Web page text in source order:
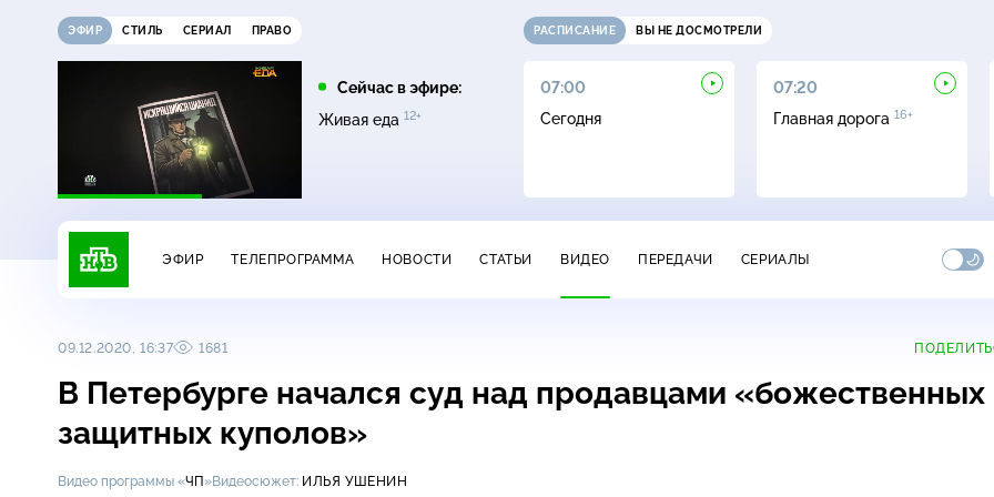
ЭФИР СТИЛЬ СЕРИАЛ ПРАВО
Сейчас в эфире:
Живая еда 12+
РАСПИСАНИЕ ВЫ НЕ ДОСМОТРЕЛИ
Поедем, поедим! 16+
06:20
Едим Дома0+
07:00
Сегодня
07:20
Главная дорога 16+
ЭФИР ТЕЛЕПРОГРАММА НОВОСТИ СТАТЬИ ВИДЕО ПЕРЕДАЧИ СЕРИАЛЫ
09.12.2020, 16:37 1681
В Петербурге начался суд над продавцами «божественных
защитных куполов»
Видео программы «ЧП»Видеосюжет: ИЛЬЯ УШЕНИН